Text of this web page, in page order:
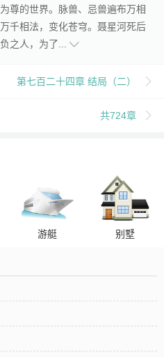
尊的世界。脉兽、忌兽遍布万相
千相法，变化苍穹。聂星河死后
之人，为了...
第七百二十四章 结局（二）
共724章
游艇 别墅